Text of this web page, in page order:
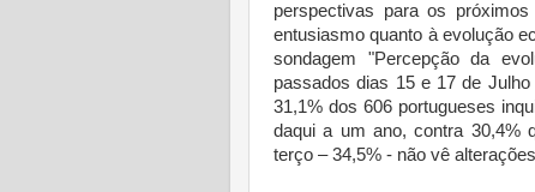
perspectivas para os
entusiasmo quanto à evolução
sondagem "Percepção da
passados dias 15 e 17 de
31,1% dos 606 portugueses
daqui a um ano, contra 30,4%
terço – 34,5% - não vê